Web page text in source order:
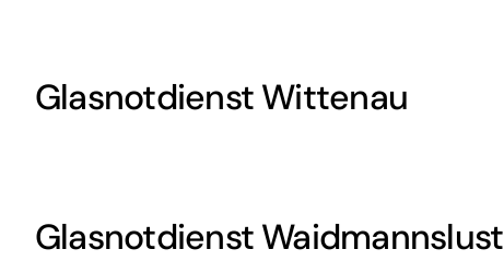
Glasnotdienst Wittenau
Glasnotdienst Waidmannslust